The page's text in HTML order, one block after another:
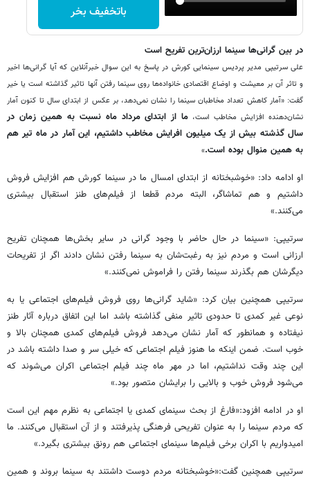
باتخفیف بخر
در بین گرانی‌ها سینما ارزان‌ترین تفریح است
علی سرتیپی مدیر پردیس سینمایی کورش در پاسخ به این سوال خبرآنلاین که آیا گرانی‌ها اخیر
و تاثر آن بر معیشت و اوضاع اقتصادی خانواده‌ها روی سینما رفتن آنها تاثیر گذاشته است یا خیر
گفت: «آمار کاهش تعداد مخاطبان سینما را نشان نمی‌دهد، بر عکس از ابتدای سال تا کنون آمار
نشان‌دهنده افزایش مخاطب است، ما از ابتدای مرداد ماه نسبت به همین زمان در
سال گذشته بیش از یک میلیون افرایش مخاطب داشتیم، این آمار در ماه تیر هم
به همین منوال بوده است.»
او ادامه داد: «خوشبختانه از ابتدای امسال ما در سینما کورش هم افزایش فروش
داشتیم و هم تماشاگر، البته مردم قطعا از فیلم‌های طنز استقبال بیشتری
می‌کنند.»
سرتیپی: «سینما در حال حاضر با وجود گرانی‌ در سایر بخش‌ها همچنان تفریح
ارزانی است و مردم نیز به رغبت‌شان به سینما رفتن نشان دادند اگر از تفریحات
دیگرشان هم بگذرند سینما رفتن را فراموش نمی‌کنند.»
سرتیپی همچنین بیان کرد: «شاید گرانی‌ها روی فروش فیلم‌های اجتماعی یا به
نوعی غیر کمدی تا حدودی تاثیر منفی گذاشته باشد اما این اتفاق درباره آثار طنز
نیفتاده و همانطور که آمار نشان می‌دهد فروش فیلم‌های کمدی همچنان بالا و
خوب است. ضمن اینکه ما هنوز فیلم اجتماعی که خیلی سر و صدا داشته باشد در
این چند وقت نداشتیم، اما در مهر ماه چند فیلم اجتماعی اکران می‌شوند که
می‌شود فروش خوب و بالایی را برایشان متصور بود.»
او در ادامه افزود:«فارغ از بحث سینمای کمدی یا اجتماعی به نظرم مهم این است
که مردم سینما را به عنوان تفریحی فرهنگی پذیرفتند و از آن استقبال می‌کنند. ما
امیدواریم با اکران برخی فیلم‌ها سینمای اجتماعی هم رونق بیشتری بگیرد.»
سرتیپی همچنین گفت:«خوشبختانه مردم دوست داشتند به سینما بروند و همین